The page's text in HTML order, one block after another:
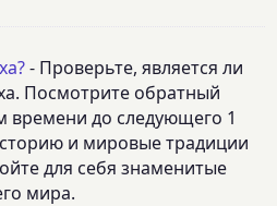
- Проверьте, является ли
Посмотрите обратный
времени до следующего 1
и мировые традиции
для себя знаменитые
мира.